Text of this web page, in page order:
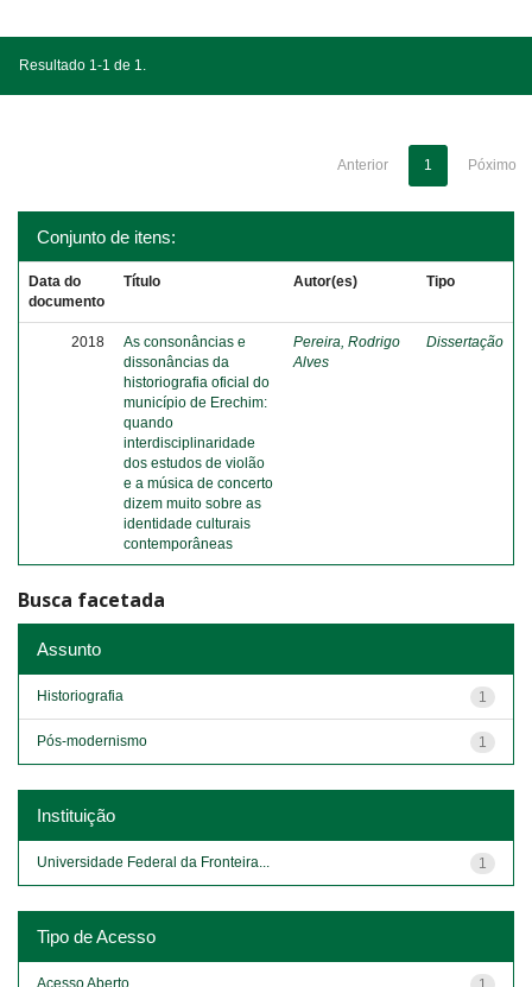
Resultado 1-1 de 1.
Anterior 1 Póximo
Conjunto de itens:
Data do
documento
Título Autor(es) Tipo
2018
As consonâncias e
dissonâncias da
historiografia oficial do
município de Erechim:
quando
interdisciplinaridade
dos estudos de violão
e a música de concerto
dizem muito sobre as
identidade culturais
contemporâneas
Pereira, Rodrigo
Alves
Dissertação
Busca facetada
Assunto
1
Historiografia
1
Pós-modernismo
Instituição
1
Universidade Federal da Fronteira...
Tipo de Acesso
Acesso Aberto